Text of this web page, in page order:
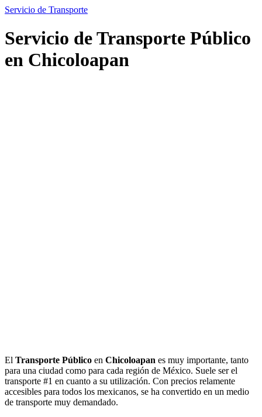
Servicio de Transporte
Servicio de Transporte Público
en Chicoloapan
El Transporte Público en Chicoloapan es muy importante, tanto
para una ciudad como para cada región de México. Suele ser el
transporte #1 en cuanto a su utilización. Con precios relamente
accesibles para todos los mexicanos, se ha convertido en un medio
de transporte muy demandado.